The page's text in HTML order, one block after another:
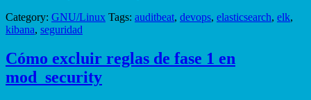
Category: GNU/Linux Tags: auditbeat, devops, elasticsearch, elk,
kibana, seguridad
Cómo excluir reglas de fase 1 en
mod_security